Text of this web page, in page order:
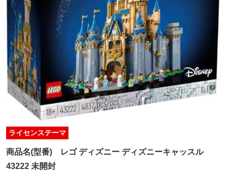
ライセンステーマ
商品名(型番)
レゴ ディズニー ディズニーキャッスル
43222 未開封